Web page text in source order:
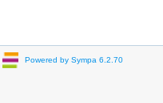
Powered by Sympa 6.2.70